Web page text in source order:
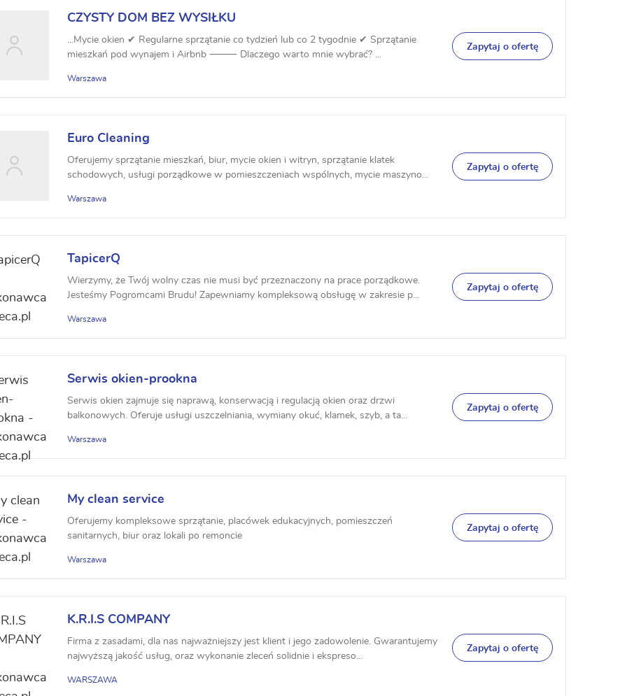
CZYSTY DOM BEZ WYSIŁKU
...Mycie okien ✔ Regularne sprzątanie co tydzień lub co 2 tygodnie ✔ Sprzątanie
mieszkań pod wynajem i Airbnb ⸻ Dlaczego warto mnie wybrać? ...
Warszawa
Zapytaj o ofertę
Euro Cleaning
Oferujemy sprzątanie mieszkań, biur, mycie okien i witryn, sprzątanie klatek
schodowych, usługi porządkowe w pomieszczeniach wspólnych, mycie maszyno...
Warszawa
Zapytaj o ofertę
TapicerQ
Wierzymy, że Twój wolny czas nie musi być przeznaczony na prace porządkowe.
Jesteśmy Pogromcami Brudu! Zapewniamy kompleksową obsługę w zakresie p...
Warszawa
Zapytaj o ofertę
Serwis okien-prookna
Serwis okien zajmuje się naprawą, konserwacją i regulacją okien oraz drzwi
balkonowych. Oferuje usługi uszczelniania, wymiany okuć, klamek, szyb, a ta...
Warszawa
Zapytaj o ofertę
My clean service
Oferujemy kompleksowe sprzątanie, placówek edukacyjnych, pomieszczeń
sanitarnych, biur oraz lokali po remoncie
Warszawa
Zapytaj o ofertę
K.R.I.S COMPANY
Firma z zasadami, dla nas najważniejszy jest klient i jego zadowolenie. Gwarantujemy
najwyższą jakość usług, oraz wykonanie zleceń solidnie i ekspreso...
WARSZAWA
Zapytaj o ofertę